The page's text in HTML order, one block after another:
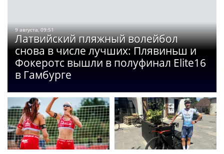
9 августа, 09:51
Латвийский пляжный волейбол
снова в числе лучших: Плявиньш и
Фокеротс вышли в полуфинал Elite16
в Гамбурге